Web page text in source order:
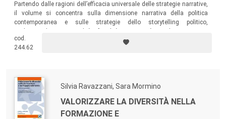
Partendo dalle ragioni dell’efficacia universale delle strategie narrative,
il volume si concentra sulla dimensione narrativa della politica
contemporanea e sulle strategie dello storytelling politico,
cod.
244.62
Silvia Ravazzani, Sara Mormino
VALORIZZARE LA DIVERSITÀ NELLA
FORMAZIONE E